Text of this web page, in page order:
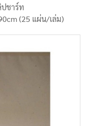
ชาร์ท
(25 แผ่น/เล่ม)